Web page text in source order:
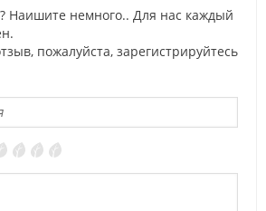
Наишите немного.. Для нас каждый
пожалуйста, зарегистрируйтесь